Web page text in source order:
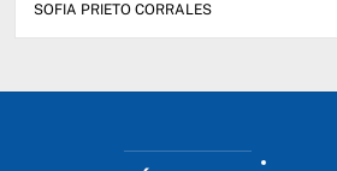
SOFIA PRIETO CORRALES